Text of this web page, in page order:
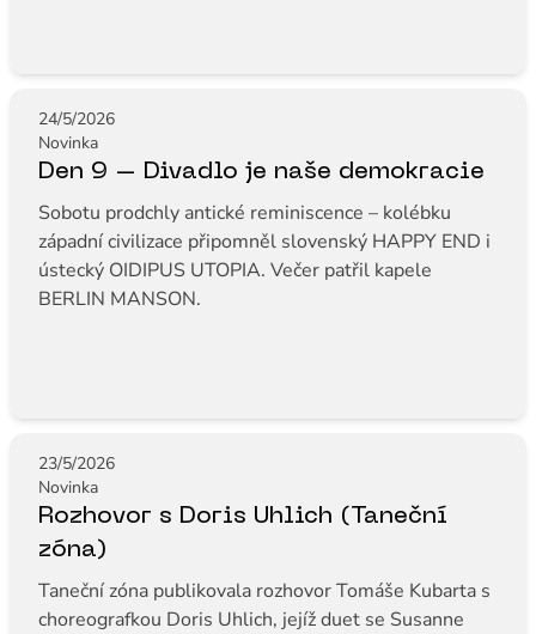
24/5/2026
Novinka
Den 9 – Divadlo je naše demokracie
Sobotu prodchly antické reminiscence – kolébku
západní civilizace připomněl slovenský HAPPY END i
ústecký OIDIPUS UTOPIA. Večer patřil kapele
BERLIN MANSON.
23/5/2026
Novinka
Rozhovor s Doris Uhlich (Taneční
zóna)
Taneční zóna publikovala rozhovor Tomáše Kubarta s
choreografkou Doris Uhlich, jejíž duet se Susanne